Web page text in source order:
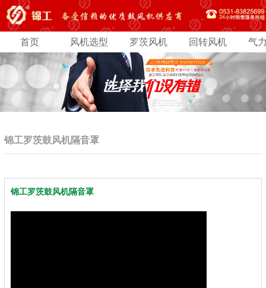
首页 风机选型 罗茨风机 回转风机 气
锦工罗茨鼓风机隔音罩
锦工罗茨鼓风机隔音罩